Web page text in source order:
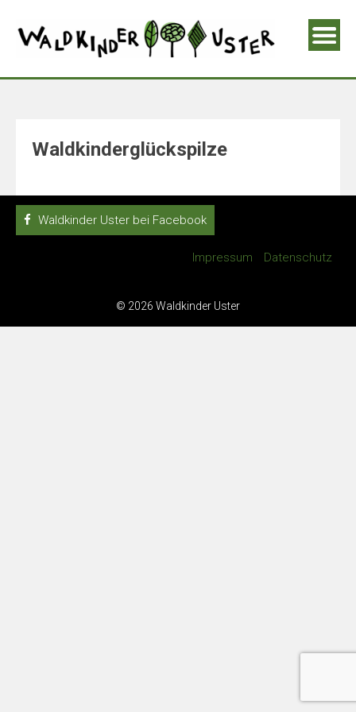
Waldkinderglückspilze
Waldkinder Uster bei Facebook
Impressum Datenschutz
© 2026 Waldkinder Uster